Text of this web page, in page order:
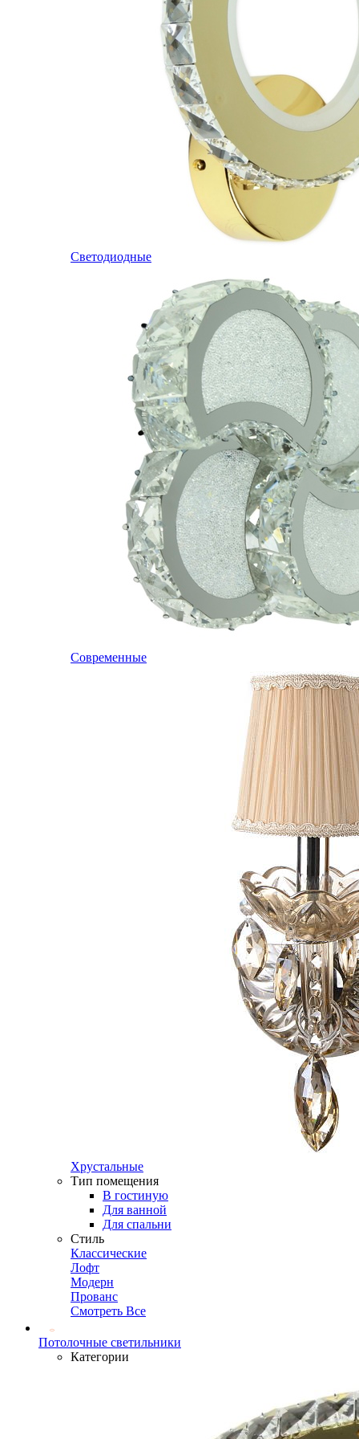
Светодиодные
Современные
Хрустальные
Тип помещения
В гостиную
Для ванной
Для спальни
Стиль
Классические
Лофт
Модерн
Прованс
Смотреть Все
Потолочные светильники
Категории